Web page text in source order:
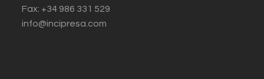
Fax: +34 986 331 529
info@incipresa.com